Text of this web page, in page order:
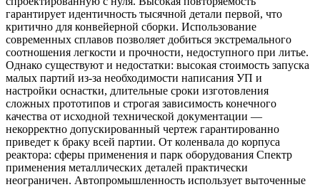
гарантирует идентичность тысячной детали первой, что
критично для конвейерной сборки. Использование
современных сплавов позволяет добиться экстремального
соотношения легкости и прочности, недоступного при литье.
Однако существуют и недостатки: высокая стоимость запуска
малых партий из-за необходимости написания УП и
настройки оснастки, длительные сроки изготовления
сложных прототипов и строгая зависимость конечного
качества от исходной технической документации —
некорректно допускированный чертеж гарантированно
приведет к браку всей партии. От коленвала до корпуса
реактора: сферы применения и парк оборудования Спектр
применения металлических деталей практически
неограничен. Автопромышленность использует выточенные